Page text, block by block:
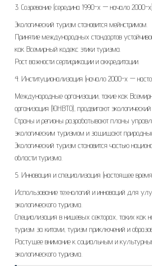
3. Созревание (середина 1990-х — начало 2000-х)
Экологический туризм становится мейнстримом.
Принятие международных стандартов
как Всемирный кодекс этики туризма.
Рост важности сертификации и аккредитации.
4. Институционализация (начало 2000-х —
Международные организации, такие как
организация (ЮНВТО), продвигают
Страны и регионы разрабатывают планы
экологическим туризмом и защищают природные
Экологический туризм становится частью
области туризма.
5. Инновация и специализация (настоящее
Использование технологий и инноваций для
экологического туризма.
Специализация в нишевых секторах, таких как
туризм за китами, туризм приключений и
Растущее внимание к социальным и
экологического туризма.